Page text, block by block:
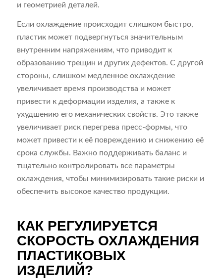
и геометрией деталей.
Если охлаждение происходит слишком быстро,
пластик может подвергнуться значительным
внутренним напряжениям, что приводит к
образованию трещин и других дефектов. С другой
стороны, слишком медленное охлаждение
увеличивает время производства и может
привести к деформации изделия, а также к
ухудшению его механических свойств. Это также
увеличивает риск перегрева пресс-формы, что
может привести к её повреждению и снижению её
срока службы. Важно поддерживать баланс и
тщательно контролировать все параметры
охлаждения, чтобы минимизировать такие риски и
обеспечить высокое качество продукции.
КАК РЕГУЛИРУЕТСЯ
СКОРОСТЬ ОХЛАЖДЕНИЯ
ПЛАСТИКОВЫХ
ИЗДЕЛИЙ?